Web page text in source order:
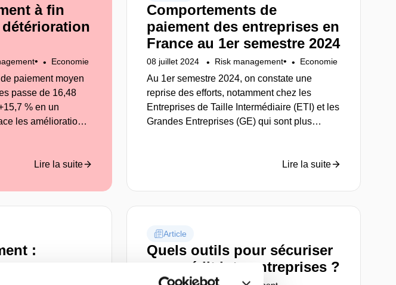
à fin
• Economie
paiement moyen
passe de 16,48
% en un
les améliorations
pour les
Lire la suite
Comportements de
paiement des entreprises en
France au 1er semestre 2024
08 juillet 2024 Risk management• Economie
Au 1er semestre 2024, on constate une
reprise des efforts, notamment chez les
Entreprises de Taille Intermédiaire (ETI) et les
Grandes Entreprises (GE) qui sont plus
Lire la suite
:
Article
Quels outils pour sécuriser
son crédit interentreprises ?